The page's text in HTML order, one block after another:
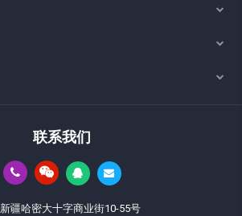
联系我们
新疆哈密大十字商业街10-55号